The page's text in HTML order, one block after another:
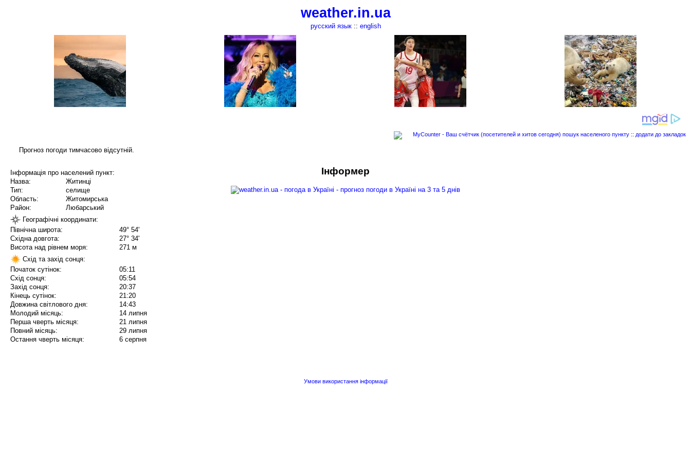
weather.in.ua
русский язык:: english
пошук населеного пункту :: додати до закладок
Прогноз погоди тимчасово відсутній.
Інформація про населений пункт:
Назва:
Житинці
Тип:
селище
Область:
Житомирська
Район:
Любарський
Географічні координати:
Північна широта:
49° 54'
Східна довгота:
27° 34'
Висота над рівнем моря:
271 м
Схід та захід сонця:
Початок сутінок:
05:11
Схід сонця:
05:54
Захід сонця:
20:37
Кінець сутінок:
21:20
Довжина світлового дня:
14:43
Молодий місяць:
14 липня
Перша чверть місяця:
21 липня
Повний місяць:
29 липня
Остання чверть місяця:
6 серпня
Інформер
Умови використання інформації